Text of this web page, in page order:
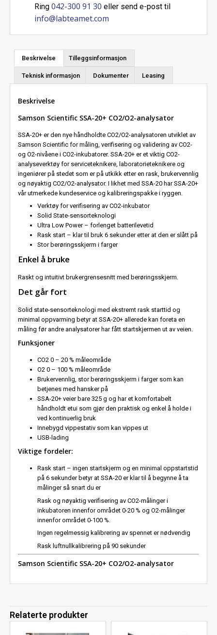
Ring 042-300 91 30 eller send e-post til
info@labteamet.com
Beskrivelse Tilleggsinformasjon
Teknisk informasjon Dokumenter Leasing
Beskrivelse
Samson Scientific SSA-20+ CO2/O2-analysator
SSA-20+ er den nye håndholdte CO2/O2-analysatoren utviklet av
Samson Scientific for måling, verifisering og validering av CO2-
og O2-nivåene i CO2-inkubatorer. SSA-20+ er et viktig CO2-
analyseverktøy for serviceteknikere, laboratorieteknikere og
ingeniører på stedet som er på utkikk etter en rask, brukervennlig
og nøyaktig CO2/O2-analysator. I likhet med SSA-20 har SSA-20+
vår utmerkede kundeservice og kalibreringspakke i ryggen.
Verktøy for verifisering av CO2-inkubator
Solid State-sensorteknologi
Ultra Low Power – forlenget batterilevetid
Rask start – klar til bruk 6 sekunder etter at den er slått på
Stor berøringsskjerm i farger
Enkel å bruke
Raskt og intuitivt brukergrensesnitt med berøringsskjerm.
Det går fort
Solid state-sensorteknologi med ekstremt rask starttid og
minimal oppvarming betyr at SSA-20+ allerede kan foreta en
måling før andre analysatorer har fått startskjermen ut av veien.
Funksjoner
CO2 0 – 20 % måleområde
O2 0 – 100 % måleområde
Brukervennlig, stor berøringsskjerm i farger som kan
betjenes med hansker på
SSA-20+ veier bare 325 g og har et komfortabelt
håndholdt etui som gjør den praktisk og enkel å holde i
ved kontinuerlig bruk
Innebygd vippestativ som kan vippes ut
USB-lading
Viktige fordeler:
Rask start – ingen startskjerm og en minimal oppstartstid
på 6 sekunder betyr at SSA-20 er klar til å begynne å ta
målinger så snart du er
Rask og nøyaktig verifisering av CO2-målinger i
inkubatoren innenfor området 0-20 % og O2-målinger
innenfor området 0-100 %.
Ingen regelmessig kalibrering av spennet er nødvendig
Rask luftnullkalibrering på 90 sekunder
Samson Scientific SSA-20+ CO2/O2-analysator
Relaterte produkter